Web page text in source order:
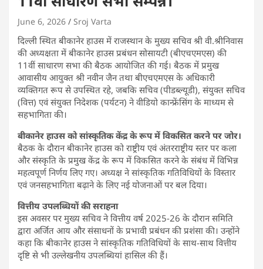
June 6, 2026 Sroj Varta
दिल्ली स्थित बीकानेर हाउस में राजस्थान के मुख्य सचिव श्री वी.श्रीनिवास
की अध्यक्षता में बीकानेर हाउस प्रबंधन सोसायटी (बीएचएमएस) की
11वीं साधारण सभा की बैठक आयोजित की गई। बैठक में प्रमुख
आवासीय आयुक्त श्री नवीन जैन तथा बीएचएमएस के अधिकारी
व्यक्तिगत रूप से उपस्थित रहे, जबकि सचिव (पीडब्ल्यूडी), संयुक्त सचिव
(वित्त) एवं संयुक्त निदेशक (पर्यटन) ने वीडियो कान्फ्रेंसिंग के माध्यम से
सहभागिता की।
बीकानेर हाउस को सांस्कृतिक केंद्र के रूप में विकसित करने पर जोर।
बैठक के दौरान बीकानेर हाउस को राष्ट्रीय एवं अंतरराष्ट्रीय स्तर पर कला
और संस्कृति के प्रमुख केंद्र के रूप में विकसित करने के संबंध में विभिन्न
महत्वपूर्ण निर्णय लिए गए। अध्यक्ष ने सांस्कृतिक गतिविधियों के विस्तार
एवं जनसहभागिता बढ़ाने के लिए नई योजनाओं पर बल दिया।
वित्तीय उपलब्धियों की सराहना
इस अवसर पर मुख्य सचिव ने वित्तीय वर्ष 2025-26 के दौरान समिति
द्वारा अर्जित आय और संसाधनों के प्रभावी प्रबंधन की प्रशंसा की। उन्होंने
कहा कि बीकानेर हाउस ने सांस्कृतिक गतिविधियों के साथ-साथ वित्तीय
दृष्टि से भी उल्लेखनीय उपलब्धियां हासिल की हैं।